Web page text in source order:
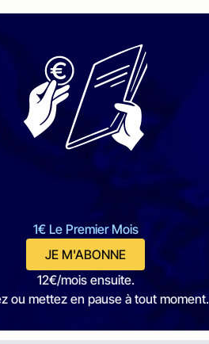
1€ Le Premier Mois
JE M'ABONNE
12€/mois ensuite.
ou mettez en pause à tout moment.